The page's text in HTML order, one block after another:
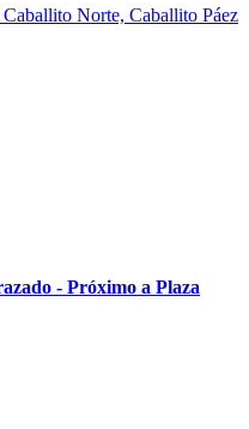
- Próximo a Plaza